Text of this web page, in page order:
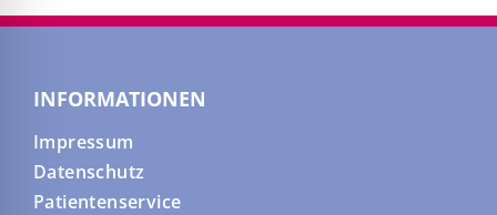
INFORMATIONEN
Impressum
Datenschutz
Patientenservice